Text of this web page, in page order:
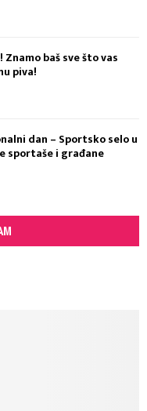
baš sve što vas
piva!
dan – Sportsko selo u
sportaše i građane